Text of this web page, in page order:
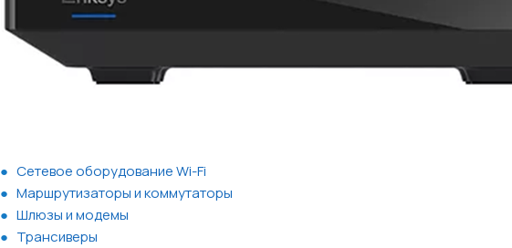
Сетевое оборудование Wi-Fi
Маршрутизаторы и коммутаторы
Шлюзы и модемы
Трансиверы